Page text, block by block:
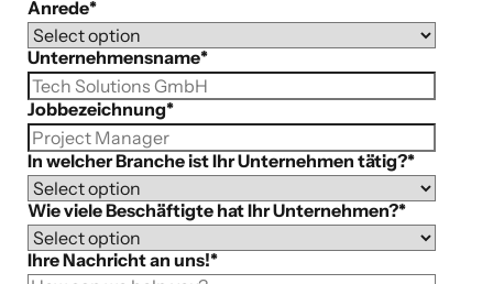
Anrede*
Unternehmensname*
Jobbezeichnung*
In welcher Branche ist Ihr Unternehmen tätig?*
Wie viele Beschäftigte hat Ihr Unternehmen?*
Ihre Nachricht an uns!*